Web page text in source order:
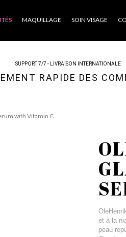
MAQUILLAGE SOIN VISAGE
SUPPORT 7/7 - LIVRAISON INTERNATIONALE
RAPIDE DES
with Vitamin C
et à la
peau